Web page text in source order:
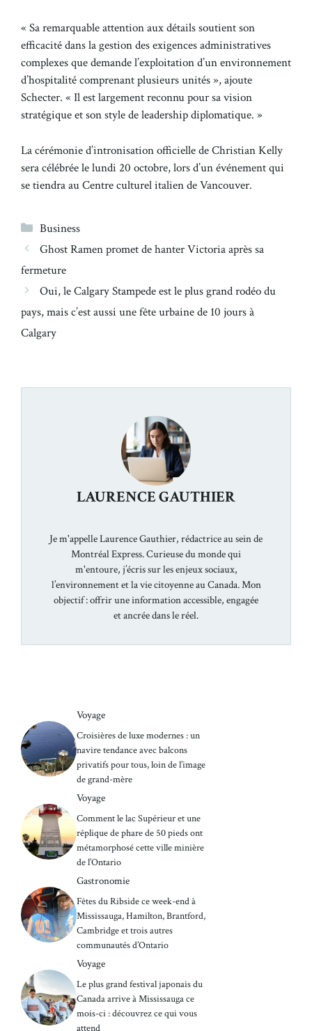
« Sa remarquable attention aux détails soutient son
efficacité dans la gestion des exigences administratives
complexes que demande l’exploitation d’un environnement
d’hospitalité comprenant plusieurs unités », ajoute
Schecter. « Il est largement reconnu pour sa vision
stratégique et son style de leadership diplomatique. »
La cérémonie d’intronisation officielle de Christian Kelly
sera célébrée le lundi 20 octobre, lors d’un événement qui
se tiendra au Centre culturel italien de Vancouver.
Catégories
Business
Ghost Ramen promet de hanter Victoria après sa
fermeture
Oui, le Calgary Stampede est le plus grand rodéo du
pays, mais c’est aussi une fête urbaine de 10 jours à
Calgary
LAURENCE GAUTHIER
Je m'appelle Laurence Gauthier, rédactrice au sein de
Montréal Express. Curieuse du monde qui
m'entoure, j’écris sur les enjeux sociaux,
l’environnement et la vie citoyenne au Canada. Mon
objectif : offrir une information accessible, engagée
et ancrée dans le réel.
Voyage
Croisières de luxe modernes : un
navire tendance avec balcons
privatifs pour tous, loin de l’image
de grand-mère
Voyage
Comment le lac Supérieur et une
réplique de phare de 50 pieds ont
métamorphosé cette ville minière
de l’Ontario
Gastronomie
Fêtes du Ribside ce week-end à
Mississauga, Hamilton, Brantford,
Cambridge et trois autres
communautés d’Ontario
Voyage
Le plus grand festival japonais du
Canada arrive à Mississauga ce
mois-ci : découvrez ce qui vous
attend